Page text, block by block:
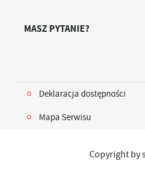
MASZ PYTANIE?
Deklaracja dostępności
Mapa Serwisu
Copyright by